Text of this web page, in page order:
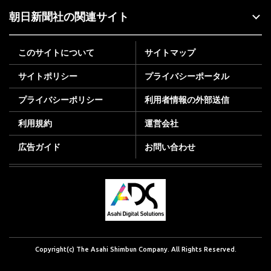
朝日新聞社の関連サイト
このサイトについて サイトマップ
サイトポリシー プライバシーポータル
プライバシーポリシー 利用者情報の外部送信
利用規約 運営会社
広告ガイド お問い合わせ
Copyright(c) The Asahi Shimbun Company. All Rights Reserved.